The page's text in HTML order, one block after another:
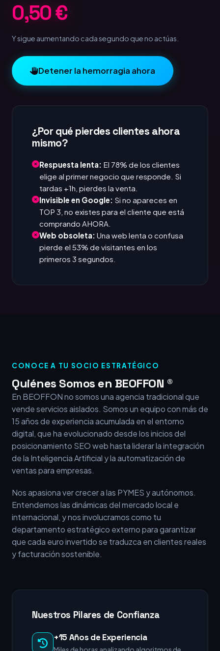
1,00 €
Y sigue aumentando cada segundo que no actúas.
Detener la hemorragia ahora
¿Por qué pierdes clientes ahora
mismo?
Respuesta lenta: El 78% de los clientes
elige al primer negocio que responde. Si
tardas +1h, pierdes la venta.
Invisible en Google: Si no apareces en
TOP 3, no existes para el cliente que está
comprando AHORA.
Web obsoleta: Una web lenta o confusa
pierde el 53% de visitantes en los
primeros 3 segundos.
CONOCE A TU SOCIO ESTRATÉGICO
Quiénes Somos en BEOFFON ®
En BEOFFON no somos una agencia tradicional que
vende servicios aislados. Somos un equipo con más de
15 años de experiencia acumulada en el entorno
digital, que ha evolucionado desde los inicios del
posicionamiento SEO web hasta liderar la integración
de la Inteligencia Artificial y la automatización de
ventas para empresas.
Nos apasiona ver crecer a las PYMES y autónomos.
Entendemos las dinámicas del mercado local e
internacional, y nos involucramos como tu
departamento estratégico externo para garantizar
que cada euro invertido se traduzca en clientes reales
y facturación sostenible.
Nuestros Pilares de Confianza
+15 Años de Experiencia